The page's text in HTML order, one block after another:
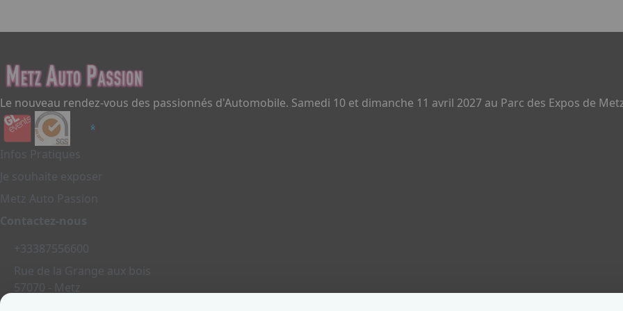
Le nouveau rendez-vous des passionnés d'Automobile. Samedi 10 et dimanche 11 avril 2027 au Parc des Expos de
Infos Pratiques
Je souhaite exposer
Metz Auto Passion
Contactez-nous
+33387556600
Rue de la Grange aux bois
57070 - Metz